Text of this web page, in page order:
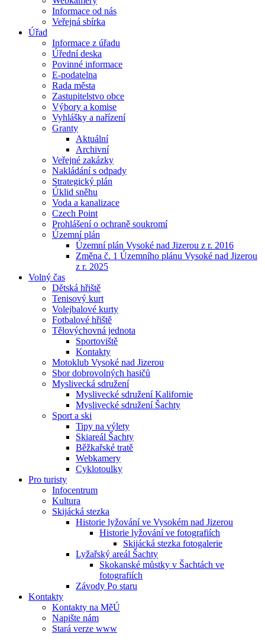
Informace od nás
Veřejná sbírka
Úřad
Informace z úřadu
Úřední deska
Povinné informace
E-podatelna
Rada města
Zastupitelstvo obce
Výbory a komise
Vyhlášky a nařízení
Granty
Aktuální
Archivní
Veřejné zakázky
Nakládání s odpady
Strategický plán
Úklid sněhu
Voda a kanalizace
Czech Point
Prohlášení o ochraně soukromí
Územní plán
Územní plán Vysoké nad Jizerou z r. 2016
Změna č. 1 Územního plánu Vysoké nad Jizerou
z r. 2025
Volný čas
Dětská hřiště
Tenisový kurt
Volejbalové kurty
Fotbalové hřiště
Tělovýchovná jednota
Sportoviště
Kontakty
Motoklub Vysoké nad Jizerou
Sbor dobrovolných hasičů
Myslivecká sdružení
Myslivecké sdružení Kalifornie
Myslivecké sdružení Šachty
Sport a ski
Tipy na výlety
Skiareál Šachty
Běžkařské tratě
Webkamery
Cyklotoulky
Pro turisty
Infocentrum
Kultura
Skijácká stezka
Historie lyžování ve Vysokém nad Jizerou
Historie lyžování ve fotografiích
Skijácká stezka fotogalerie
Lyžařský areál Šachty
Skokanské můstky v Šachtách ve
fotografiích
Závody Po staru
Kontakty
Kontakty na MěÚ
Napište nám
Stará verze www